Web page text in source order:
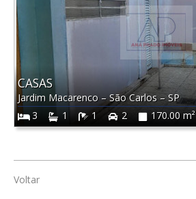
CASAS
Jardim Macarenco –São Carlos–SP
3
1 1 2 170.00 m²
Voltar